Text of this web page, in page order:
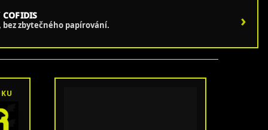
zbytečného papírování. ›